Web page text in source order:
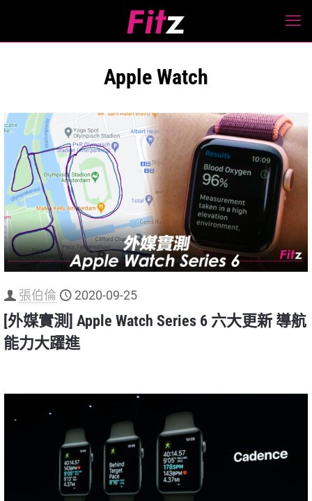
Apple Watch
張伯倫 2020-09-25
[外媒實測] Apple Watch Series 6 六大更新 導航
能力大躍進